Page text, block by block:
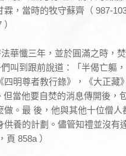
，當時的牧守蘇齊（ 987-
華懺三年，並於圓滿之時，
叫到跟前說道：「半偈亡軀
明尊者教行錄》，《大正藏
當他要自焚的消息傳開後，
。最 後，他與其他十位僧人
養的計劃。儘管知禮並沒有
858a ）